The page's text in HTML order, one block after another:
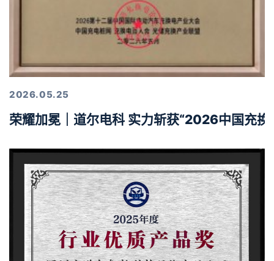
2026.05.25
荣耀加冕｜道尔电科 实力斩获“2026中国充换